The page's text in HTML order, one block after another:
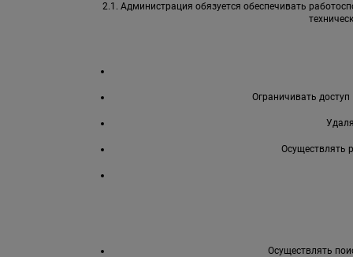
2.1. Администрация обязуется обеспечивать
Ограничивать
Осуществлять
Осуществлять